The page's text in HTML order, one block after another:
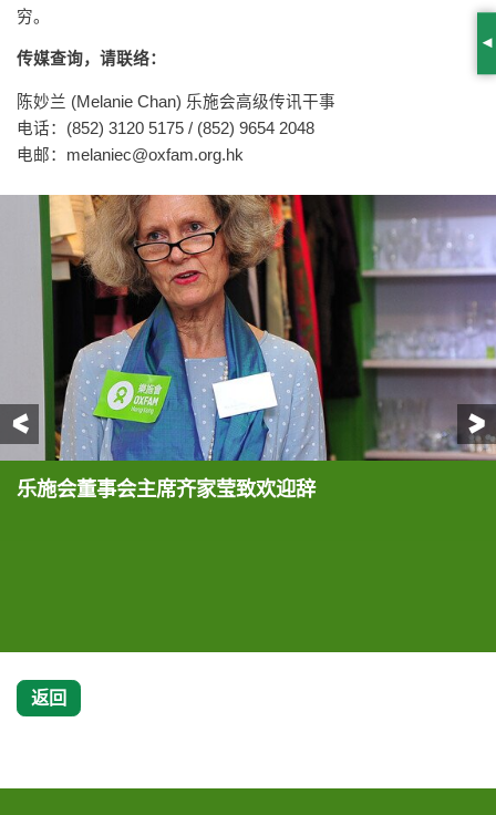
穷。
传媒查询，请联络：
陈妙兰 (Melanie Chan) 乐施会高级传讯干事
电话：(852) 3120 5175 / (852) 9654 2048
电邮： melaniec@oxfam.org.hk
前一页
乐施会董事会主席齐家莹致欢迎辞
嘉宾方健仪推介乐施商店售卖的Moschino啡蓝大
嘉宾方健仪化身乐施商店店长，呼吁大家全力支持乐
嘉宾方健仪化身乐施商店店长，呼吁大家全力支持乐
嘉宾方健仪（前排右六）、乐施会董事会主席齐家莹
返回